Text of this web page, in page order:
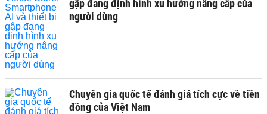
gập đang định hình xu hướng nâng cấp của
người dùng
Chuyên gia quốc tế đánh giá tích cực về tiền
đồng của Việt Nam